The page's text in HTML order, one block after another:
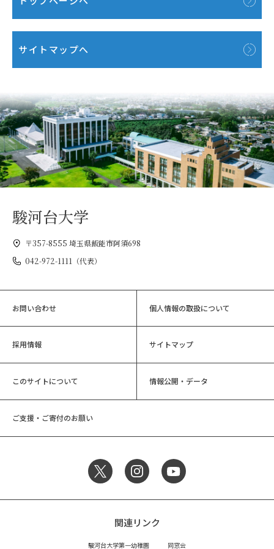
サイトマップへ
駿河台大学
〒357-8555 埼玉県飯能市阿須698
042-972-1111（代表）
お問い合わせ 個人情報の取扱について
採用情報 サイトマップ
このサイトについて 情報公開・データ
ご支援・ご寄付のお願い
関連リンク
駿河台大学第一幼稚園 同窓会